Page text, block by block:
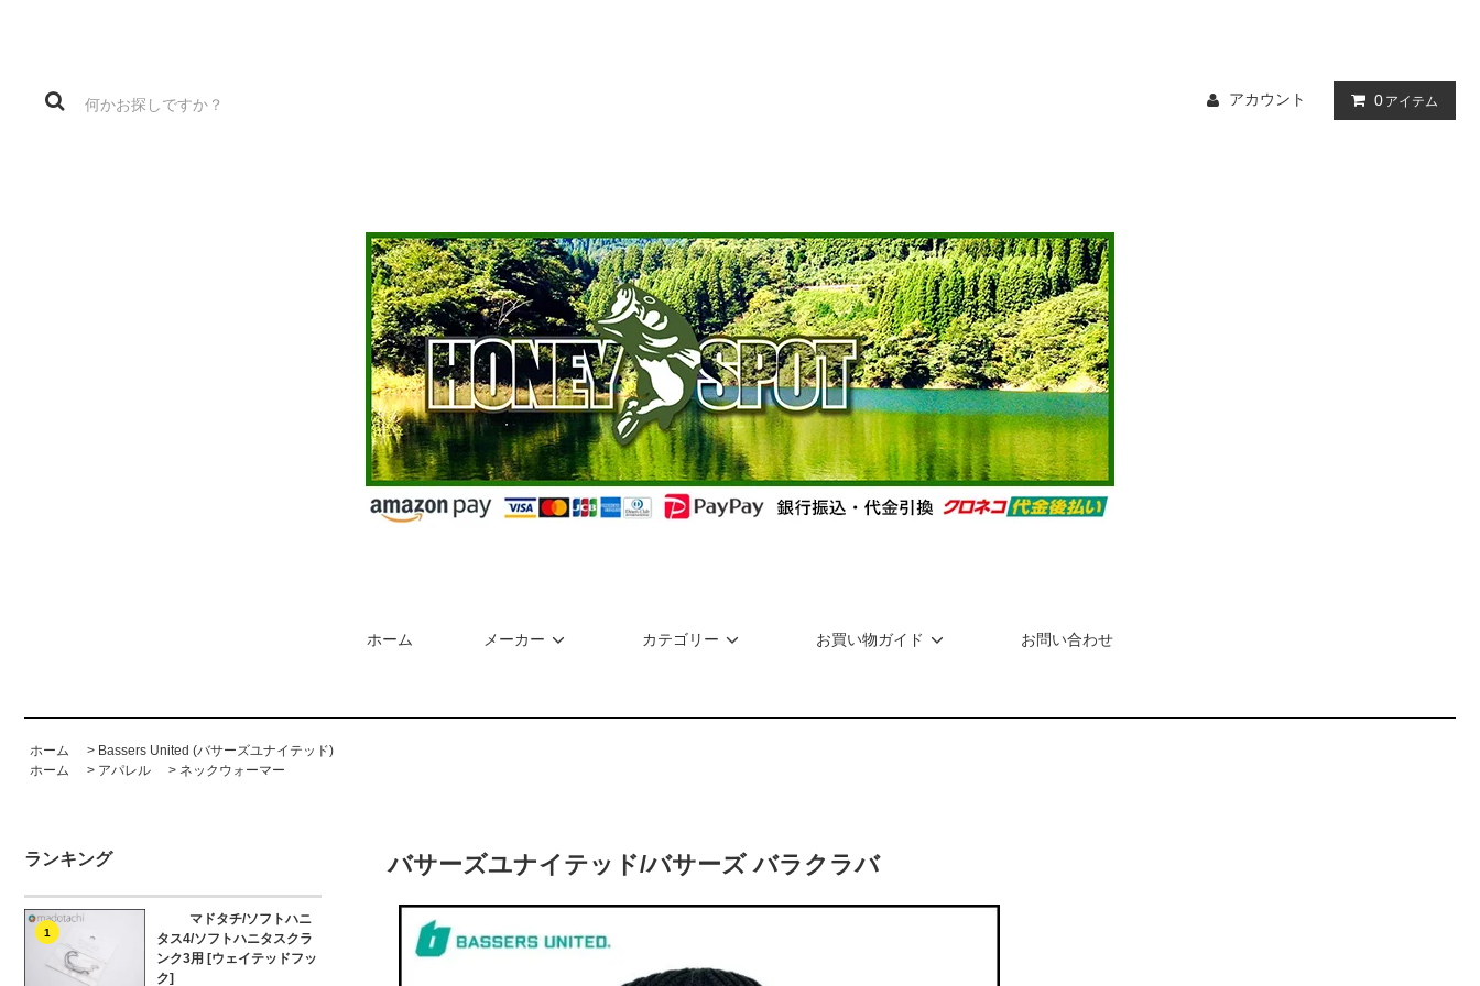
アカウント 0 アイテム
ホーム メーカー カテゴリー お買い物ガイド お問い合わせ
ホーム > Bassers United (バサーズユナイテッド)
ホーム
> アパレル > ネックウォーマー
ランキング
1
マドタチ/ソフトハニ
タス4/ソフトハニタスクラ
ンク3用 [ウェイテッドフッ
ク]
バサーズユナイテッド/バサーズ バラクラバ